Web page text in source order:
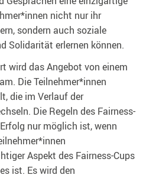
nicht nur ihr
sondern auch soziale
Solidarität erlernen können.
wird das Angebot von einem
Die Teilnehmer*innen
die im Verlauf der
Die Regeln des Fairness-
nur möglich ist, wenn
Aspekt des Fairness-Cups
ist. Es wird den